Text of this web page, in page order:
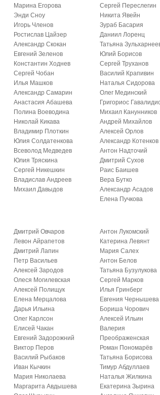
Марина Егорова
Энди Сноу
Игорь Членов
Ростислав Цайзер
Александр Скокан
Евгений Зеленов
Константин Ходнев
Сергей Чобан
Илья Машков
Александр Самарин
Анастасия Абашева
Полина Воеводина
Николай Кикава
Владимир Плоткин
Юлия Солдатенкова
Всеволод Медведев
Юлия Тряскина
Сергей Никешкин
Владислав Андреев
Михаил Давыдов
Сергей Переслегин
Никита Явейн
Зураб Басария
Даниил Лоренц
Татьяна
Юлий Борисов
Сергей Труханов
Василий Крапивин
Наталья Сидорова
Олег Мединский
Григориос
Михаил Канунников
Андрей Михайлов
Алексей Орлов
Александр Котенков
Антон Надточий
Дмитрий Сухов
Раис Баишев
Вера Бутко
Александр Асадов
Елена Пучкова
Дмитрий Овчаров
Левон Айрапетов
Дмитрий Лапин
Петр Васильев
Алексей Зародов
Олеся Могилевская
Алексей Полищук
Елена Мерцалова
Дарья Ильина
Олег Карлсон
Елисей Чакан
Евгений Задорожний
Виктор Перов
Василий Рыбаков
Иван Кычкин
Мария Николаева
Маргарита Авдышева
Антон Лукомский
Катерина Левянт
Мария Салех
Антон Белов
Татьяна Бузулукова
Сергей Марков
Илья Гринберг
Евгения Чернышева
Бориша Чорович
Алексей Ильин
Валерия
Преображенская
Роман Пономарёв
Татьяна Борисова
Тимур Абдуллаев
Наталья Жилкина
Екатерина Зырина